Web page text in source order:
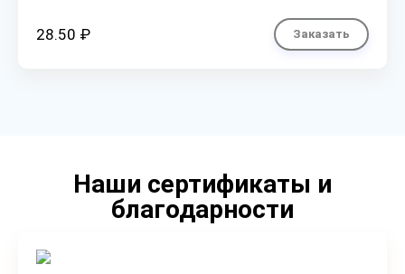
28.50 ₽ Заказать
Наши сертификаты и
благодарности